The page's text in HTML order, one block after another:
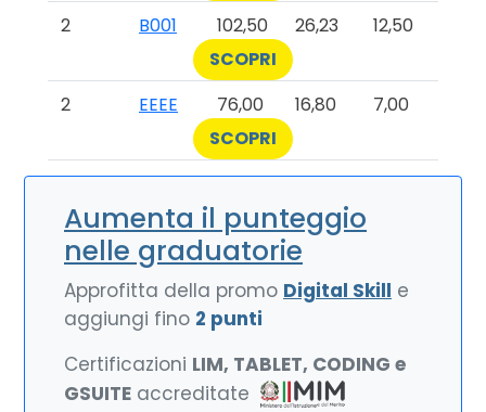
2
B001 102,50 26,23
12,50
SCOPRI
2
EEEE 76,00 16,80
7,00
SCOPRI
Aumenta il punteggio
nelle graduatorie
Approfitta della promo Digital Skill e
aggiungi fino 2 punti
Certificazioni LIM, TABLET, CODING e
GSUITE accreditate